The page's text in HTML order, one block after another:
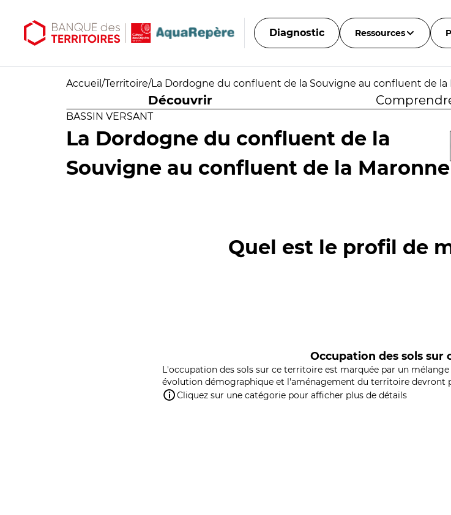
Diagnostic Ressources
Accueil /Territoire/La Dordogne du confluent de la Souvigne au confluent de la
Découvrir
BASSIN VERSANT
La Dordogne du confluent de la
Souvigne au confluent de la Maronne
Quel est le profil de
Occupation des sols sur
L'occupation des sols sur ce territoire est marquée par un
évolution démographique et l'aménagement du territoire devront
Cliquez sur une catégorie pour afficher plus de détails